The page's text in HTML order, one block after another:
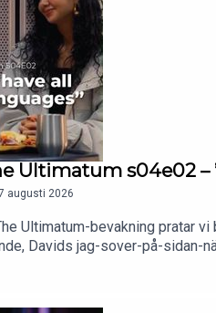
Ultimatum s04e02 –
augusti 2026
Ultimatum-bevakning pratar
Davids jag-sover-på-sidan-